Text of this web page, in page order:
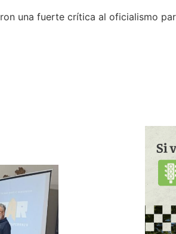
una fuerte crítica al oficialismo